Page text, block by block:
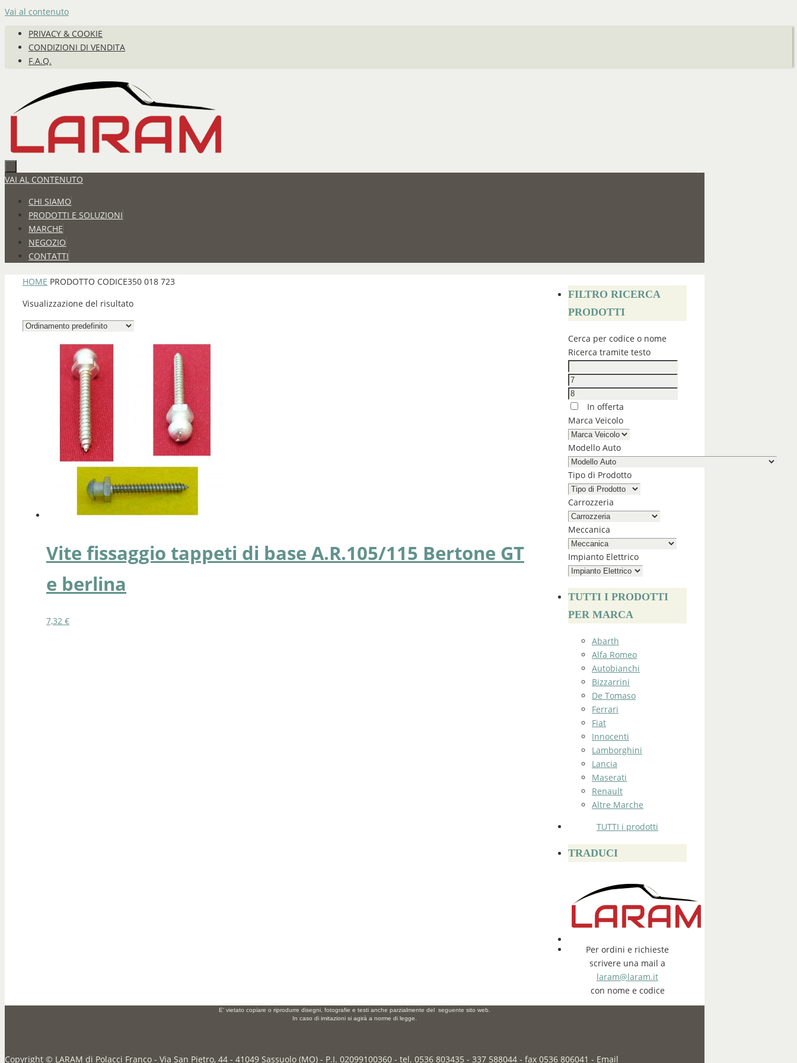
Vai al contenuto
PRIVACY & COOKIE
CONDIZIONI DI VENDITA
F.A.Q.
VAI AL CONTENUTO
CHI SIAMO
PRODOTTI E SOLUZIONI
MARCHE
NEGOZIO
CONTATTI
HOME PRODOTTO CODICE350 018 723
Visualizzazione del risultato
Vite fissaggio tappeti di base A.R.105/115 Bertone GT
e berlina
7,32 €
FILTRO RICERCA
PRODOTTI
Cerca per codice o nome
Ricerca tramite testo
In offerta
Marca Veicolo
Modello Auto
Tipo di Prodotto
Carrozzeria
Meccanica
Impianto Elettrico
TUTTI I PRODOTTI
PER MARCA
Abarth
Alfa Romeo
Autobianchi
Bizzarrini
De Tomaso
Ferrari
Fiat
Innocenti
Lamborghini
Lancia
Maserati
Renault
Altre Marche
TUTTI i prodotti
TRADUCI
Per ordini e richieste
scrivere una mail a
laram@laram.it
con nome e codice
E' vietato copiare o riprodurre disegni, fotografie e testi anche parzialmente del seguente sito web.
In caso di imitazioni si agirà a norme di legge.
Copyright © LARAM di Polacci Franco - Via San Pietro, 44 - 41049 Sassuolo (MO) - P.I. 02099100360 - tel. 0536 803435 - 337 588044 - fax 0536 806041 - Email